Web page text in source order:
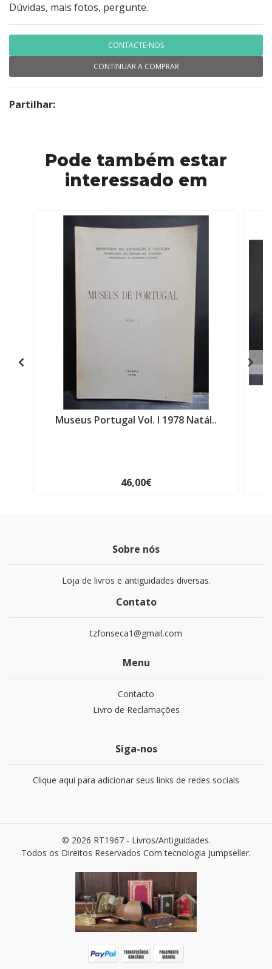
Dúvidas, mais fotos, pergunte.
CONTACTE-NOS
CONTINUAR A COMPRAR
Partilhar:
Pode também estar
interessado em
Museus Portugal Vol. I 1978 Natál..
46,00€
Sobre nós
Loja de livros e antiguidades diversas.
Contato
tzfonseca1@gmail.com
Menu
Contacto
Livro de Reclamações
Siga-nos
Clique aqui para adicionar seus links de redes sociais
© 2026 RT1967 - Livros/Antiguidades.
Todos os Direitos Reservados Com tecnologia Jumpseller.